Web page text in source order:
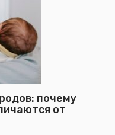
почему
от